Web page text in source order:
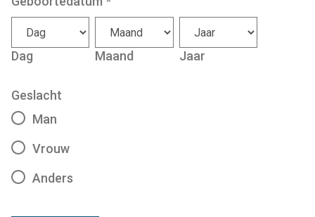
Dag Maand Jaar
Geslacht
Man
Vrouw
Anders